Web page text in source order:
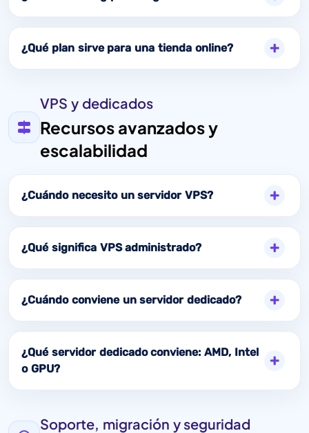
¿Qué plan sirve para una tienda online?
VPS y dedicados
Recursos avanzados y
escalabilidad
¿Cuándo necesito un servidor VPS?
¿Qué significa VPS administrado?
¿Cuándo conviene un servidor dedicado?
¿Qué servidor dedicado conviene: AMD, Intel
o GPU?
Soporte, migración y seguridad